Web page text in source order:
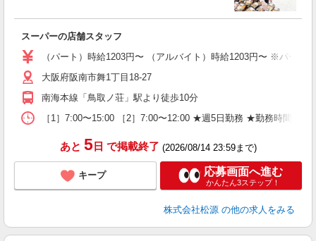
スーパーの店舗スタッフ
（パート）時給1203円〜 （アルバイト）時給1203円〜 ※パート
大阪府阪南市舞1丁目18-27
南海本線「鳥取ノ荘」駅より徒歩10分
［1］7:00〜15:00 ［2］7:00〜12:00 ★週5日勤務 ★勤務時間応
あと 5日 で掲載終了 (2026/08/14 23:59まで)
キープ 応募画面へ進む
かんたん3ステップ！
株式会社松源 の他の求人をみる